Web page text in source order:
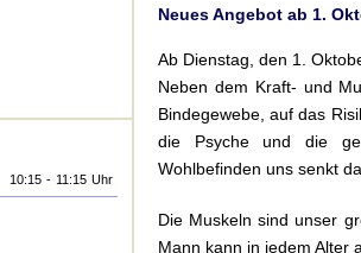
10:15 - 11:15 Uhr
Neues Angebot ab 1.
Ab Dienstag, den 1.
Neben dem Kraft- und
Bindegewebe, auf das
die Psyche und die
Wohlbefinden uns senkt
Die Muskeln sind unser
Mann kann in jedem